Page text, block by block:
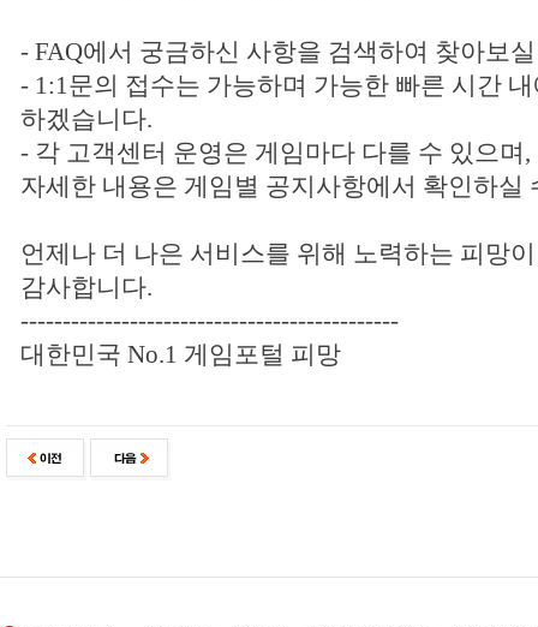
- FAQ에서 궁금하신 사항을 검색하여 찾아보
- 1:1문의 접수는 가능하며 가능한 빠른 시간
하겠습니다.
- 각 고객센터 운영은 게임마다 다를 수 있으며,
자세한 내용은 게임별 공지사항에서 확인하실
언제나 더 나은 서비스를 위해 노력하는 피망
감사합니다.
---------------------------------------------
대한민국 No.1 게임포털 피망